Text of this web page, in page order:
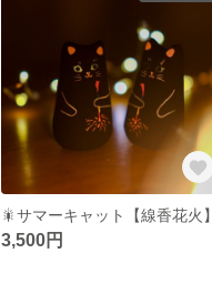
🎇サマーキャット【線香花火】
3,500円